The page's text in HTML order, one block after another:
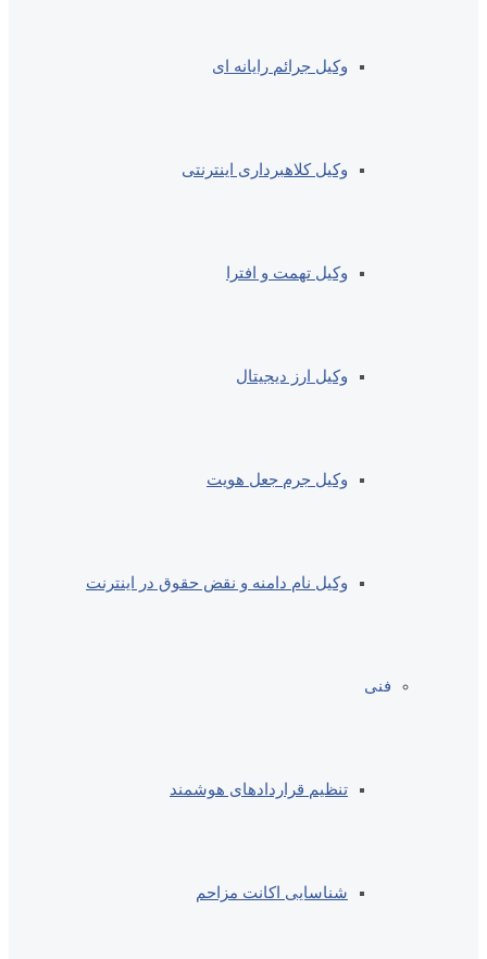
وکیل جرائم رایانه ای
وکیل کلاهبرداری اینترنتی
وکیل تهمت و افترا
وکیل ارز دیجیتال
وکیل جرم جعل هویت
وکیل نام دامنه و نقض حقوق در اینترنت
فنی
تنظیم قراردادهای هوشمند
شناسایی اکانت مزاحم